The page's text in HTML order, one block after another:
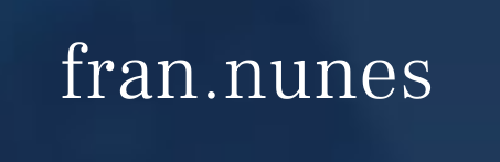
fran.nunes